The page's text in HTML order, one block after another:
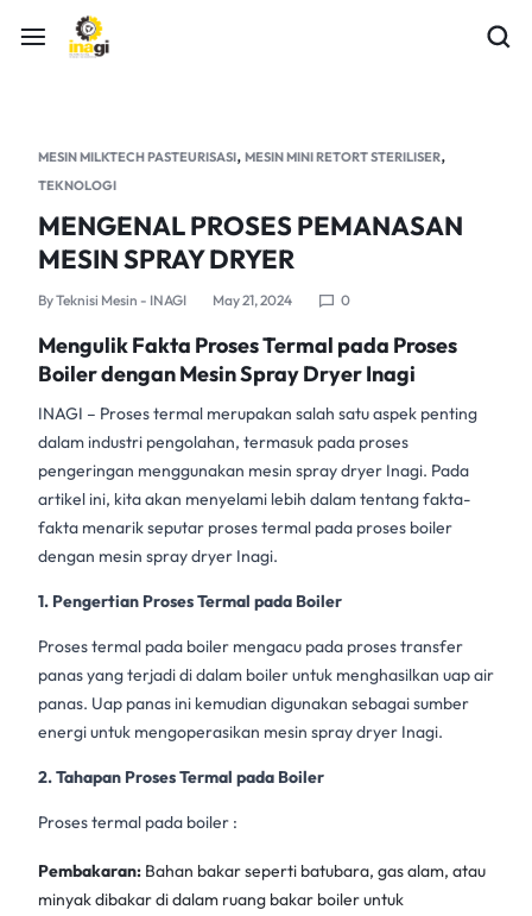
MESIN MILKTECH PASTEURISASI, MESIN MINI RETORT STERILISER,
TEKNOLOGI
MENGENAL PROSES PEMANASAN
MESIN SPRAY DRYER
ByTeknisi Mesin - INAGI May 21, 2024 0
Mengulik Fakta Proses Termal pada Proses
Boiler dengan Mesin Spray Dryer Inagi
INAGI – Proses termal merupakan salah satu aspek penting
dalam industri pengolahan, termasuk pada proses
pengeringan menggunakan mesin spray dryer Inagi. Pada
artikel ini, kita akan menyelami lebih dalam tentang fakta-
fakta menarik seputar proses termal pada proses boiler
dengan mesin spray dryer Inagi.
1. Pengertian Proses Termal pada Boiler
Proses termal pada boiler mengacu pada proses transfer
panas yang terjadi di dalam boiler untuk menghasilkan uap air
panas. Uap panas ini kemudian digunakan sebagai sumber
energi untuk mengoperasikan mesin spray dryer Inagi.
2. Tahapan Proses Termal pada Boiler
Proses termal pada boiler :
Pembakaran: Bahan bakar seperti batubara, gas alam, atau
minyak dibakar di dalam ruang bakar boiler untuk